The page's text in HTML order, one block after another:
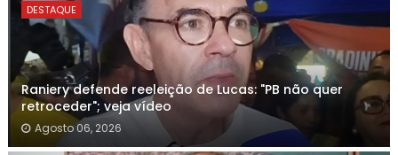
DESTAQUE
Raniery defende reeleição de Lucas: "PB não quer
retroceder"; veja vídeo
Agosto 06, 2026